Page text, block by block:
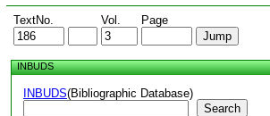
TextNo. Vol. Page
INBUDS
INBUDS(Bibliographic Database)
Search